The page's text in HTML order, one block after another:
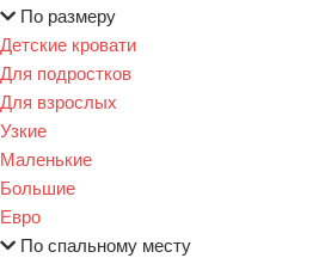
По размеру
Детские кровати
Для подростков
Для взрослых
Узкие
Маленькие
Большие
Евро
По спальному месту